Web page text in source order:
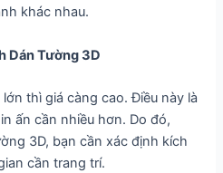
khác nhau.
Dán Tường 3D
thì giá càng cao. Điều này là
ấn cần nhiều hơn. Do đó,
3D, bạn cần xác định kích
cần trang trí.